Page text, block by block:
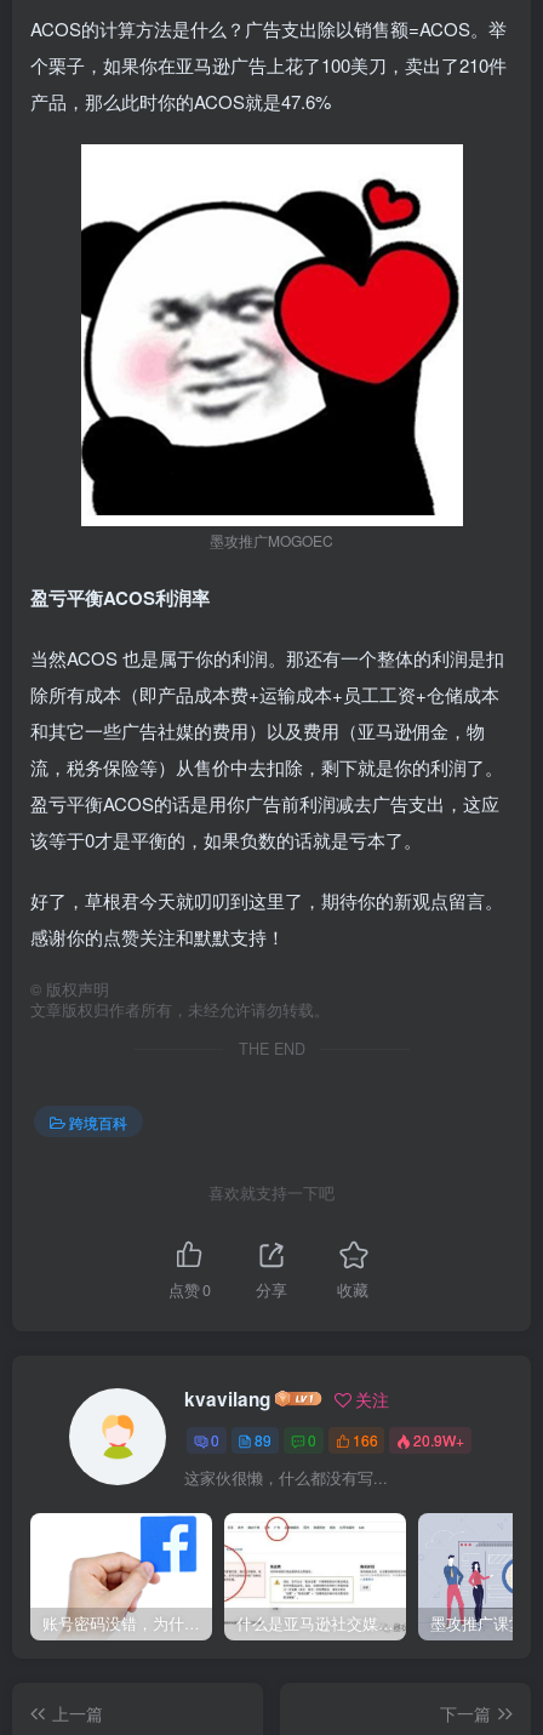
ACOS的计算方法是什么？广告支出除以销售额=ACOS。举
个栗子，如果你在亚马逊广告上花了100美刀，卖出了210件
产品，那么此时你的ACOS就是47.6%
墨攻推广MOGOEC
盈亏平衡ACOS利润率
当然ACOS 也是属于你的利润。那还有一个整体的利润是扣
除所有成本（即产品成本费+运输成本+员工工资+仓储成本
和其它一些广告社媒的费用）以及费用（亚马逊佣金，物
流，税务保险等）从售价中去扣除，剩下就是你的利润了。
盈亏平衡ACOS的话是用你广告前利润减去广告支出，这应
该等于0才是平衡的，如果负数的话就是亏本了。
好了，草根君今天就叨叨到这里了，期待你的新观点留言。
感谢你的点赞关注和默默支持！
© 版权声明
文章版权归作者所有，未经允许请勿转载。
THE END
跨境百科
喜欢就支持一下吧
点赞0 分享 收藏
kvavilang 关注
0 89 0 166 20.9W+
这家伙很懒，什么都没有写...
账号密码没错，为什么Facebook登录不了电脑端?就用这个方法解决，So easy！ 什么是亚马逊社交媒体促销活动？6年资深运营为您答疑解惑
上一篇
下一篇